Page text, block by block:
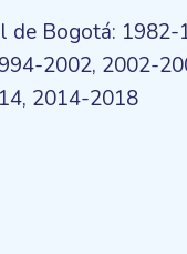
de Bogotá:
2002, 2002-
2014-2018